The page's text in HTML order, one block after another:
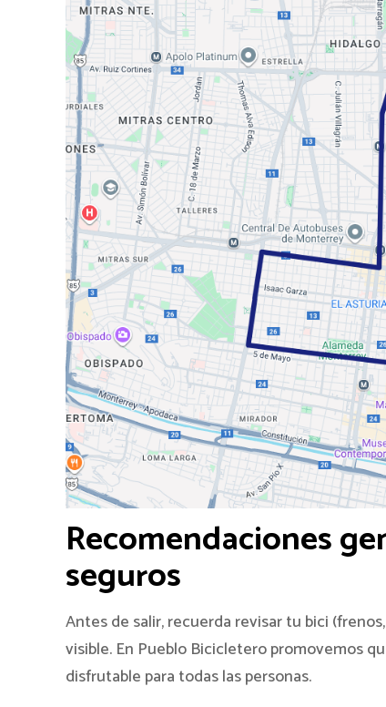
Recomendaciones
seguros
Antes de salir, recuerda revisar tu bici
visible. En Pueblo Bicicletero promovemos
disfrutable para todas las personas.